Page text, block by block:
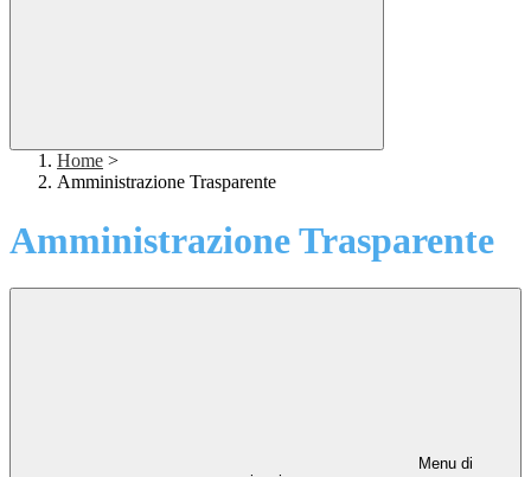
Home >
Amministrazione Trasparente
Amministrazione Trasparente
Menu di